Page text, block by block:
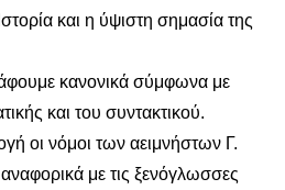
και η ύψιστη σημασία της
κανονικά σύμφωνα με
και του συντακτικού.
οι νόμοι των αειμνήστων Γ.
με τις ξενόγλωσσες